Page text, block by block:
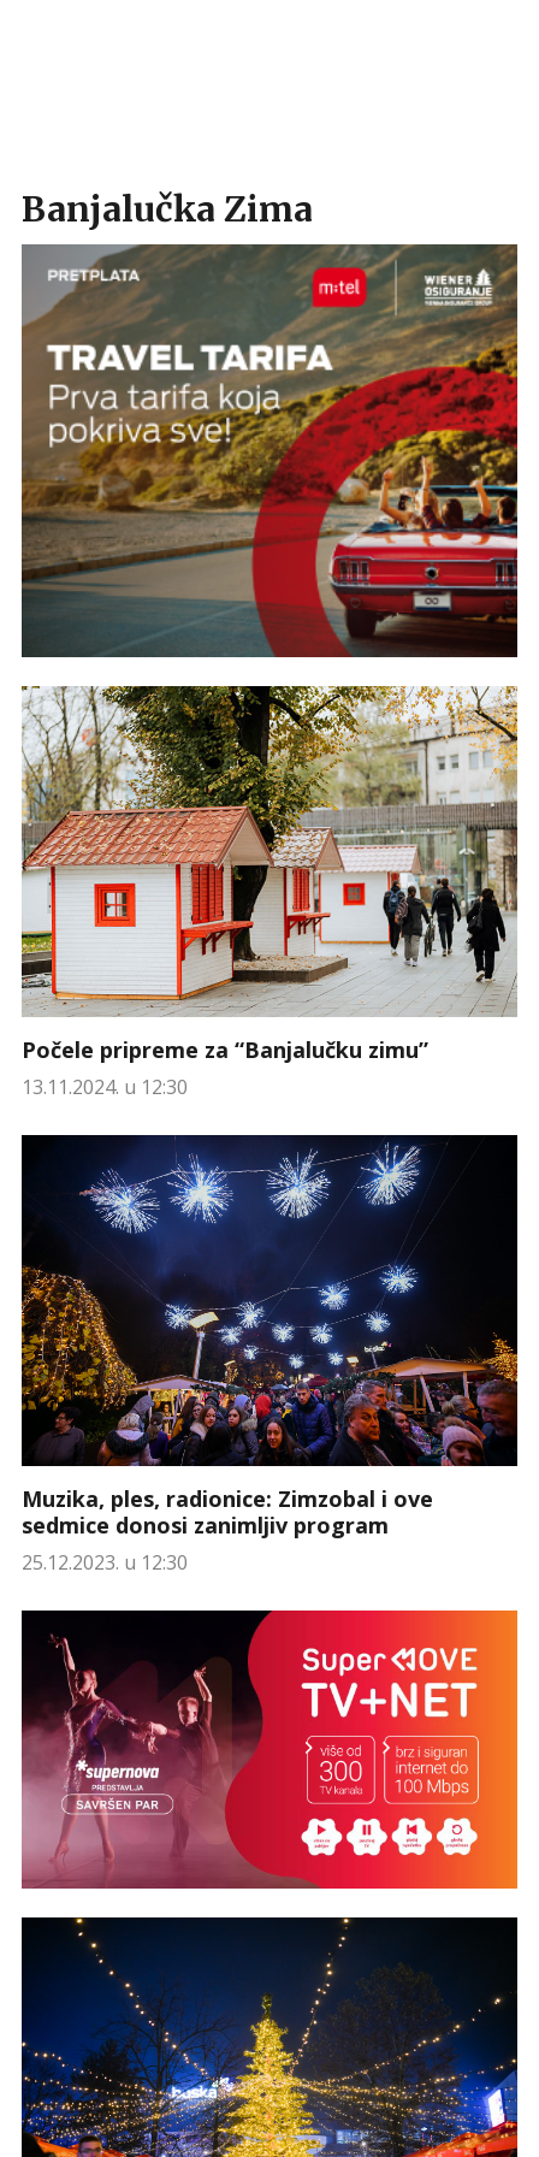
Banjalučka Zima
Počele pripreme za “Banjalučku zimu”
13.11.2024. u 12:30
Muzika, ples, radionice: Zimzobal i ove
sedmice donosi zanimljiv program
25.12.2023. u 12:30